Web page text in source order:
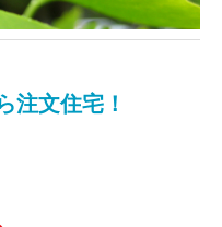
注文住宅！